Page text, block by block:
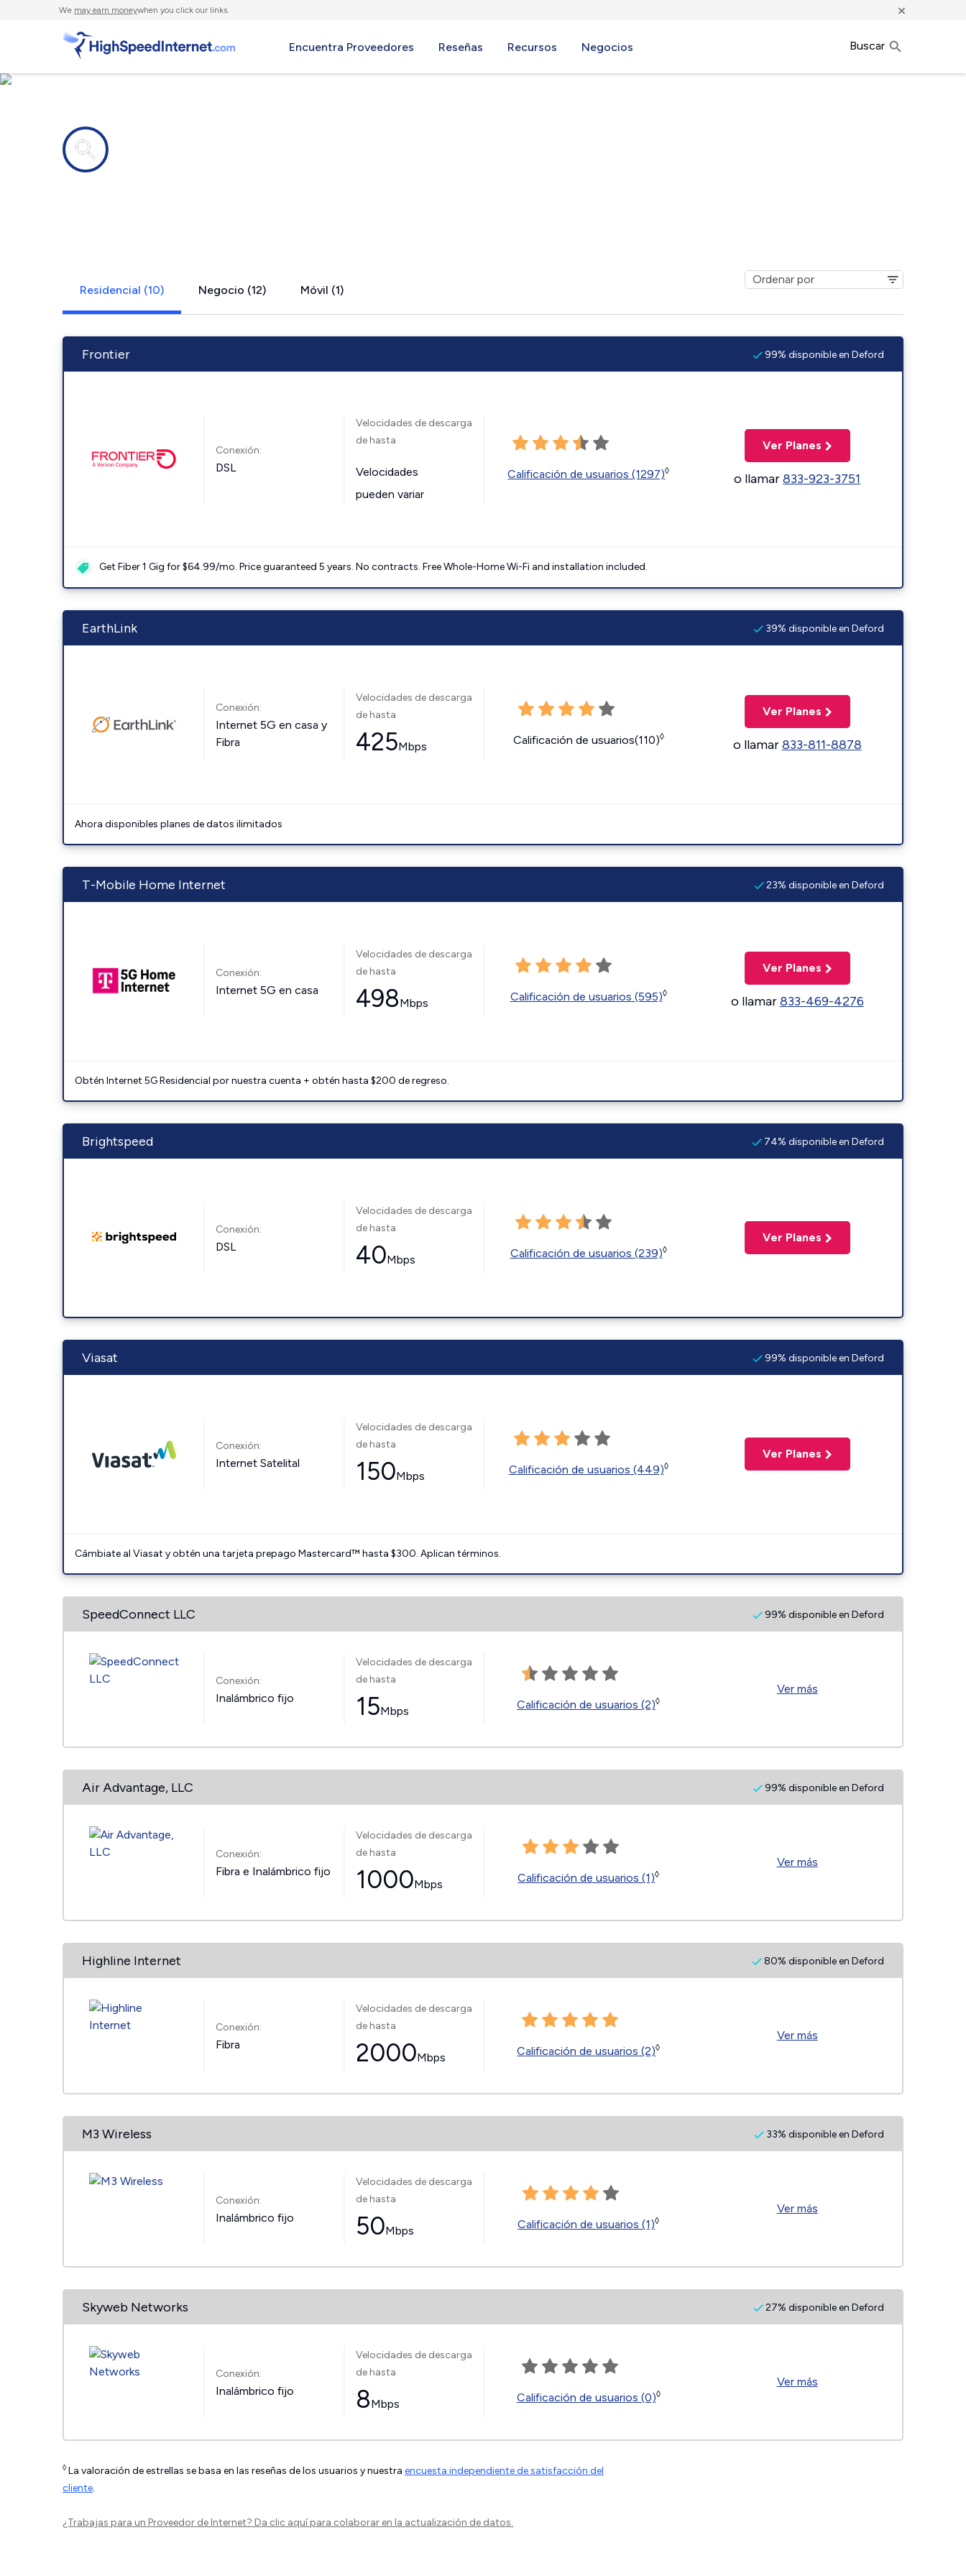
We may earn moneywhen you click our links. ×
Encuentra Proveedores Reseñas Recursos Negocios Buscar
Residencial (10) Negocio (12) Móvil (1)
Frontier 99% disponible en Deford
Conexión:
DSL
Velocidades de descarga
de hasta
Velocidades
pueden variar
Calificación de usuarios (1297)◊
Ver Planes
o llamar833-923-3751
Get Fiber 1 Gig for $64.99/mo. Price guaranteed 5 years. No contracts. Free Whole-Home Wi-Fi and installation included.
EarthLink 39% disponible en Deford
Conexión:
Internet 5G en casa y
Fibra
Velocidades de descarga
de hasta
425Mbps Calificación de usuarios(110)◊
Ver Planes
o llamar833-811-8878
Ahora disponibles planes de datos ilimitados
T-Mobile Home Internet 23% disponible en Deford
Conexión:
Internet 5G en casa
Velocidades de descarga
de hasta
498Mbps Calificación de usuarios (595)◊
Ver Planes
o llamar833-469-4276
Obtén Internet 5G Residencial por nuestra cuenta + obtén hasta $200 de regreso.
Brightspeed 74% disponible en Deford
Conexión:
DSL
Velocidades de descarga
de hasta
40Mbps Calificación de usuarios (239)◊
Ver Planes
Viasat 99% disponible en Deford
Conexión:
Internet Satelital
Velocidades de descarga
de hasta
150Mbps Calificación de usuarios (449)◊
Ver Planes
Cámbiate al Viasat y obtén una tarjeta prepago Mastercard™ hasta $300. Aplican términos.
SpeedConnect LLC 99% disponible en Deford
Conexión:
Inalámbrico fijo
Velocidades de descarga
de hasta
15Mbps Calificación de usuarios (2)◊
Ver más
Air Advantage, LLC 99% disponible en Deford
Conexión:
Fibra e Inalámbrico fijo
Velocidades de descarga
de hasta
1000Mbps Calificación de usuarios (1)◊
Ver más
Highline Internet 80% disponible en Deford
Conexión:
Fibra
Velocidades de descarga
de hasta
2000Mbps Calificación de usuarios (2)◊
Ver más
M3 Wireless 33% disponible en Deford
Conexión:
Inalámbrico fijo
Velocidades de descarga
de hasta
50Mbps Calificación de usuarios (1)◊
Ver más
Skyweb Networks 27% disponible en Deford
Conexión:
Inalámbrico fijo
Velocidades de descarga
de hasta
8Mbps Calificación de usuarios (0)◊
Ver más
◊ La valoración de estrellas se basa en las reseñas de los usuarios y nuestra encuesta independiente de satisfacción del
cliente.
¿Trabajas para un Proveedor de Internet? Da clic aquípara colaborar en la actualización de datos.